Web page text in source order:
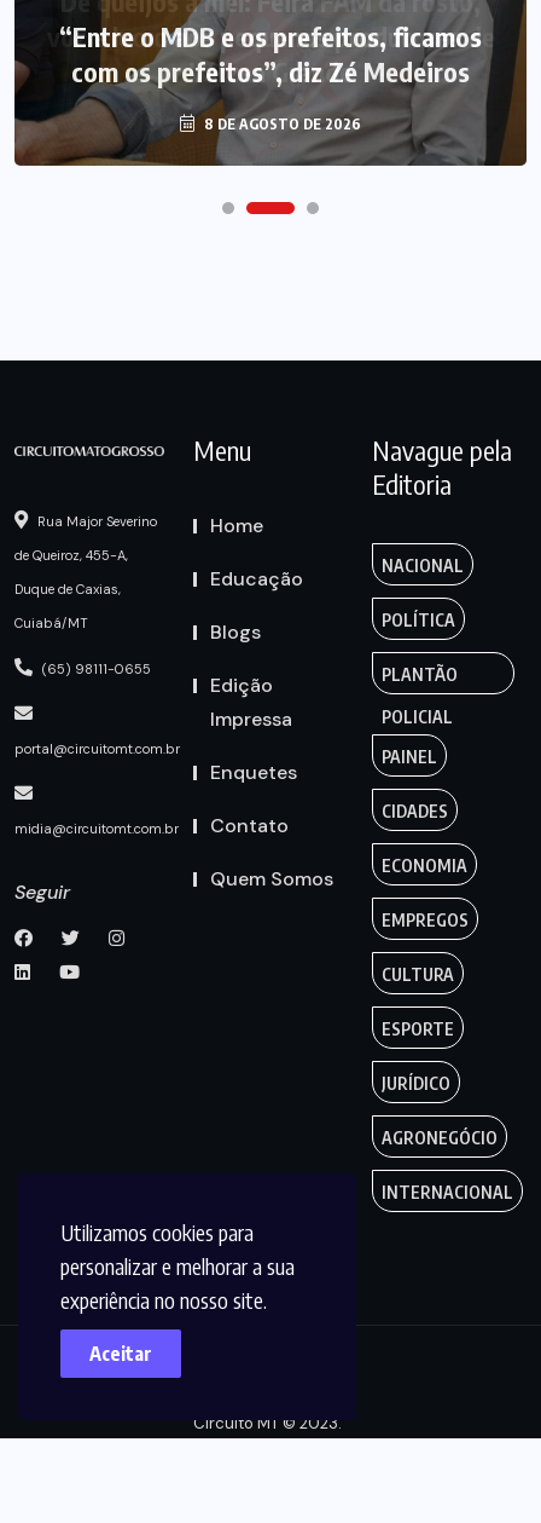
Utilizamos cookies para
personalizar e melhorar a sua
experiência no nosso site.
Aceitar
“Entre o MDB e os prefeitos, ficamos
com os prefeitos”, diz Zé Medeiros
8 DE AGOSTO DE 2026
Rua Major Severino
de Queiroz, 455-A,
Duque de Caxias,
Cuiabá/MT
(65) 98111-0655
portal@circuitomt.com.br
midia@circuitomt.com.br
Seguir
Menu
Home
Educação
Blogs
Edição
Impressa
Enquetes
Contato
Quem Somos
Navague pela
Editoria
NACIONAL
POLÍTICA
PLANTÃO
POLICIAL
PAINEL
CIDADES
ECONOMIA
EMPREGOS
CULTURA
ESPORTE
JURÍDICO
AGRONEGÓCIO
INTERNACIONAL
Circuito MT © 2023.